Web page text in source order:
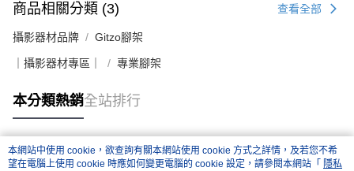
商品相關分類 (3) 查看全部
攝影器材品牌 Gitzo腳架
｜攝影器材專區｜ 專業腳架
本分類熱銷全站排行
熱門標籤
本網站中使用 cookie，欲查詢有關本網站使用 cookie 方式之詳情，及若您不希
望在電腦上使用 cookie 時應如何變更電腦的 cookie 設定，請參閱本網站「 隱私